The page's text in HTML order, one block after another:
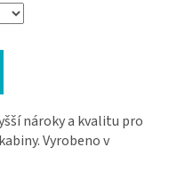
nároky a kvalitu pro
Vyrobeno v